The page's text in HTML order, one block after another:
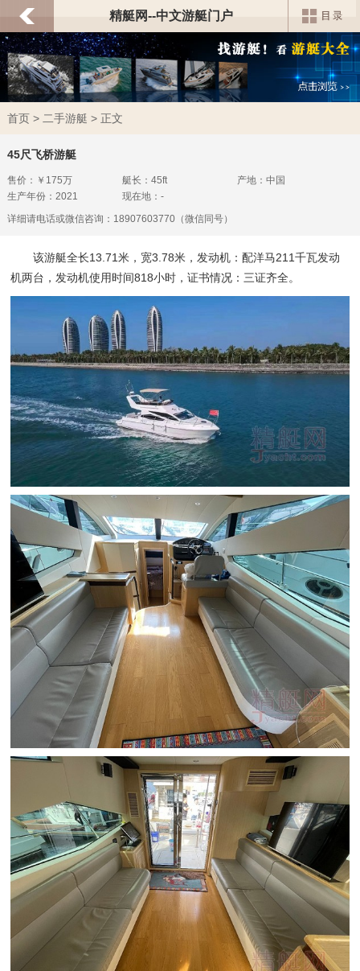
精艇网--中文游艇门户
首页> 二手游艇 > 正文
45尺飞桥游艇
售价：￥175万 艇长：45ft
产地：中国
生产年份：2021
现在地：-
详细请电话或微信咨询：18907603770（微信同号）
该游艇全长13.71米，宽3.78米，发动机：配洋马211千瓦发动
机两台，发动机使用时间818小时，证书情况：三证齐全。